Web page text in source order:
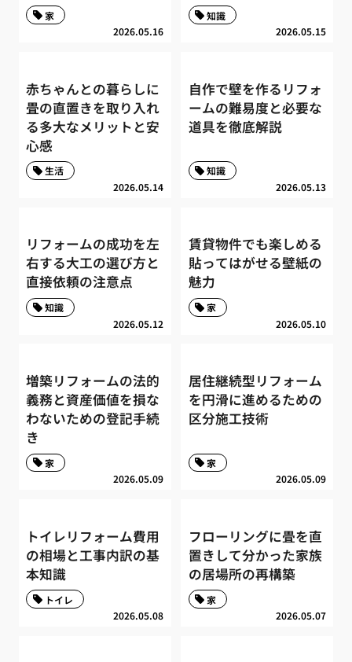
2026.05.16
家
2026.05.15
知識
赤ちゃんとの暮らしに
畳の直置きを取り入れ
る多大なメリットと安
心感
2026.05.14
生活
自作で壁を作るリフォ
ームの難易度と必要な
道具を徹底解説
2026.05.13
知識
リフォームの成功を左
右する大工の選び方と
直接依頼の注意点
2026.05.12
知識
賃貸物件でも楽しめる
貼ってはがせる壁紙の
魅力
2026.05.10
家
増築リフォームの法的
義務と資産価値を損な
わないための登記手続
き
2026.05.09
家
居住継続型リフォーム
を円滑に進めるための
区分施工技術
2026.05.09
家
トイレリフォーム費用
の相場と工事内訳の基
本知識
2026.05.08
トイレ
フローリングに畳を直
置きして分かった家族
の居場所の再構築
2026.05.07
家